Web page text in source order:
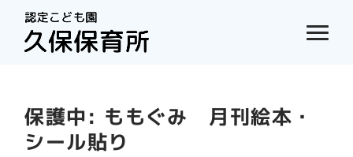
保護中: ももぐみ 月刊絵本・
シール貼り